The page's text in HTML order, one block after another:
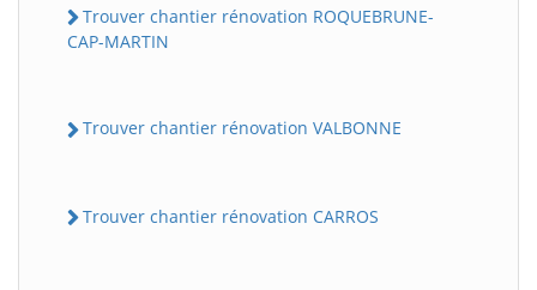
Trouver chantier rénovation ROQUEBRUNE-
CAP-MARTIN
Trouver chantier rénovation VALBONNE
Trouver chantier rénovation CARROS